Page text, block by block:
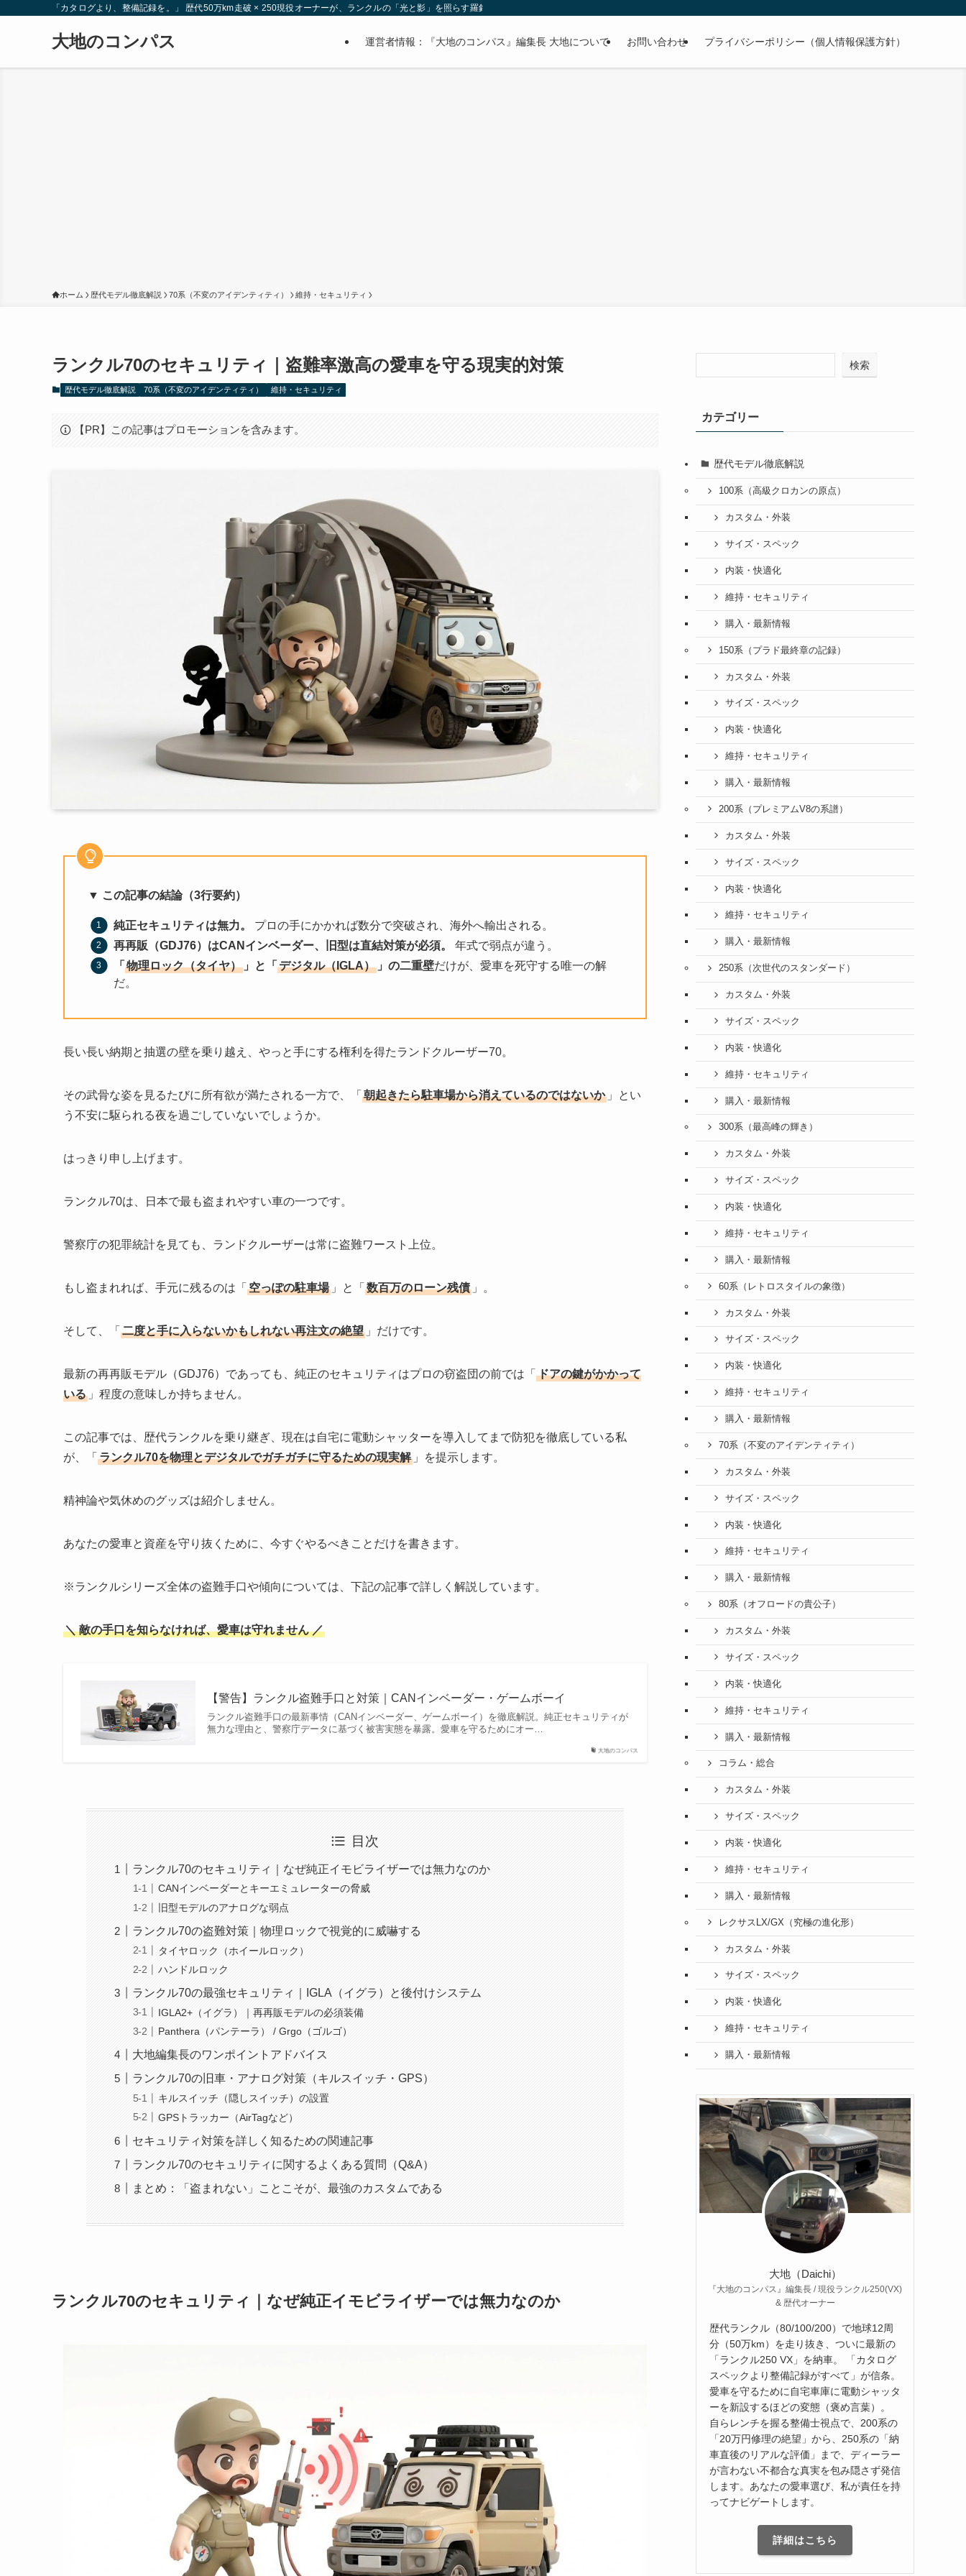
「カタログより、整備記録を。」 歴代50万km走破 × 250現役オーナーが、ランクルの「光と影」を照らす羅針盤。
大地のコンパス 運営者情報：『大地のコンパス』編集長 大地について お問い合わせ プライバシーポリシー（個人情報保護方針）
ホーム 歴代モデル徹底解説 70系（不変のアイデンティティ） 維持・セキュリティ
ランクル70のセキュリティ｜盗難率激高の愛車を守る現実的対策
歴代モデル徹底解説 70系（不変のアイデンティティ） 維持・セキュリティ
【PR】この記事はプロモーションを含みます。
▼ この記事の結論（3行要約）
純正セキュリティは無力。
プロの手にかかれば数分で突破され、海外へ輸出される。
再再販（GDJ76）はCANインベーダー、旧型は直結対策が必須。
年式で弱点が違う。
「 物理ロック（タイヤ） 」と「 デジタル（IGLA） 」の二重壁だけが、愛車を死守する唯一の解
だ。
長い長い納期と抽選の壁を乗り越え、やっと手にする権利を得たランドクルーザー70。
その武骨な姿を見るたびに所有欲が満たされる一方で、「 朝起きたら駐車場から消えているのではないか 」とい
う不安に駆られる夜を過ごしていないでしょうか。
はっきり申し上げます。
ランクル70は、日本で最も盗まれやすい車の一つです。
警察庁の犯罪統計を見ても、ランドクルーザーは常に盗難ワースト上位。
もし盗まれれば、手元に残るのは「 空っぽの駐車場 」と「 数百万のローン残債 」。
そして、「 二度と手に入らないかもしれない再注文の絶望 」だけです。
最新の再再販モデル（GDJ76）であっても、純正のセキュリティはプロの窃盗団の前では「 ドアの鍵がかかって
いる 」程度の意味しか持ちません。
この記事では、歴代ランクルを乗り継ぎ、現在は自宅に電動シャッターを導入してまで防犯を徹底している私
が、「 ランクル70を物理とデジタルでガチガチに守るための現実解 」を提示します。
精神論や気休めのグッズは紹介しません。
あなたの愛車と資産を守り抜くために、今すぐやるべきことだけを書きます。
※ランクルシリーズ全体の盗難手口や傾向については、下記の記事で詳しく解説しています。
＼ 敵の手口を知らなければ、愛車は守れません ／
大地のコンパス
【警告】ランクル盗難手口と対策｜CANインベーダー・ゲームボーイ
ランクル盗難手口の最新事情（CANインベーダー、ゲームボーイ）を徹底解説。純正セキュリティが
無力な理由と、警察庁データに基づく被害実態を暴露。愛車を守るためにオー…
目次
ランクル70のセキュリティ｜なぜ純正イモビライザーでは無力なのか
CANインベーダーとキーエミュレーターの脅威
旧型モデルのアナログな弱点
ランクル70の盗難対策｜物理ロックで視覚的に威嚇する
タイヤロック（ホイールロック）
ハンドルロック
ランクル70の最強セキュリティ｜IGLA（イグラ）と後付けシステム
IGLA2+（イグラ）｜再再販モデルの必須装備
Panthera（パンテーラ） / Grgo（ゴルゴ）
大地編集長のワンポイントアドバイス
ランクル70の旧車・アナログ対策（キルスイッチ・GPS）
キルスイッチ（隠しスイッチ）の設置
GPSトラッカー（AirTagなど）
セキュリティ対策を詳しく知るための関連記事
ランクル70のセキュリティに関するよくある質問（Q&A）
まとめ：「盗まれない」ことこそが、最強のカスタムである
ランクル70のセキュリティ｜なぜ純正イモビライザーでは無力なのか
検索
カテゴリー
歴代モデル徹底解説
100系（高級クロカンの原点）
カスタム・外装
サイズ・スペック
内装・快適化
維持・セキュリティ
購入・最新情報
150系（プラド最終章の記録）
カスタム・外装
サイズ・スペック
内装・快適化
維持・セキュリティ
購入・最新情報
200系（プレミアムV8の系譜）
カスタム・外装
サイズ・スペック
内装・快適化
維持・セキュリティ
購入・最新情報
250系（次世代のスタンダード）
カスタム・外装
サイズ・スペック
内装・快適化
維持・セキュリティ
購入・最新情報
300系（最高峰の輝き）
カスタム・外装
サイズ・スペック
内装・快適化
維持・セキュリティ
購入・最新情報
60系（レトロスタイルの象徴）
カスタム・外装
サイズ・スペック
内装・快適化
維持・セキュリティ
購入・最新情報
70系（不変のアイデンティティ）
カスタム・外装
サイズ・スペック
内装・快適化
維持・セキュリティ
購入・最新情報
80系（オフロードの貴公子）
カスタム・外装
サイズ・スペック
内装・快適化
維持・セキュリティ
購入・最新情報
コラム・総合
カスタム・外装
サイズ・スペック
内装・快適化
維持・セキュリティ
購入・最新情報
レクサスLX/GX（究極の進化形）
カスタム・外装
サイズ・スペック
内装・快適化
維持・セキュリティ
購入・最新情報
大地（Daichi）
『大地のコンパス』編集長 / 現役ランクル250(VX)
& 歴代オーナー
歴代ランクル（80/100/200）で地球12周
分（50万km）を走り抜き、ついに最新の
「ランクル250 VX」を納車。 「カタログ
スペックより整備記録がすべて」が信条。
愛車を守るために自宅車庫に電動シャッタ
ーを新設するほどの変態（褒め言葉）。
自らレンチを握る整備士視点で、200系の
「20万円修理の絶望」から、250系の「納
車直後のリアルな評価」まで、ディーラー
が言わない不都合な真実を包み隠さず発信
します。あなたの愛車選び、私が責任を持
ってナビゲートします。
詳細はこちら